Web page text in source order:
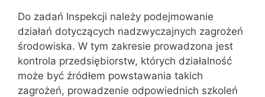
Do zadań Inspekcji należy podejmowanie
działań dotyczących nadzwyczajnych zagrożeń
środowiska. W tym zakresie prowadzona jest
kontrola przedsiębiorstw, których działalność
może być źródłem powstawania takich
zagrożeń, prowadzenie odpowiednich szkoleń